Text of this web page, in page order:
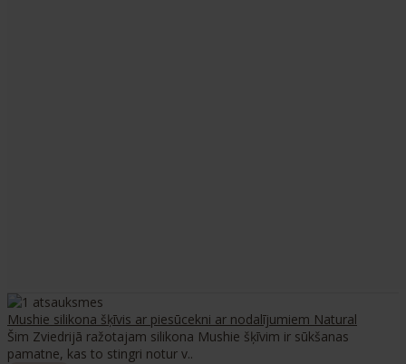
Mushie silikona šķīvis ar piesūcekni ar nodalījumiem Natural
Šim Zviedrijā ražotajam silikona Mushie šķīvim ir sūkšanas
pamatne, kas to stingri notur v..